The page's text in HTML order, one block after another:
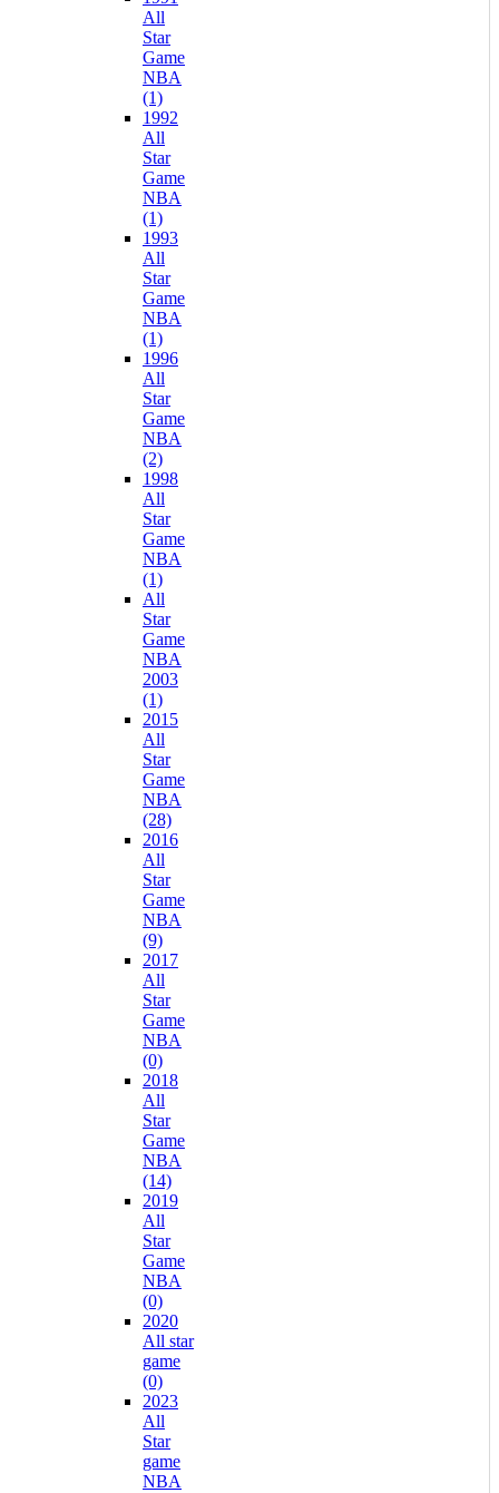
All
Star
Game
NBA
(1)
1992
All
Star
Game
NBA
(1)
1993
All
Star
Game
NBA
(1)
1996
All
Star
Game
NBA
(2)
1998
All
Star
Game
NBA
(1)
All
Star
Game
NBA
2003
(1)
2015
All
Star
Game
NBA
(28)
2016
All
Star
Game
NBA
(9)
2017
All
Star
Game
NBA
(0)
2018
All
Star
Game
NBA
(14)
2019
All
Star
Game
NBA
(0)
2020
All star
game
(0)
2023
All
Star
game
NBA